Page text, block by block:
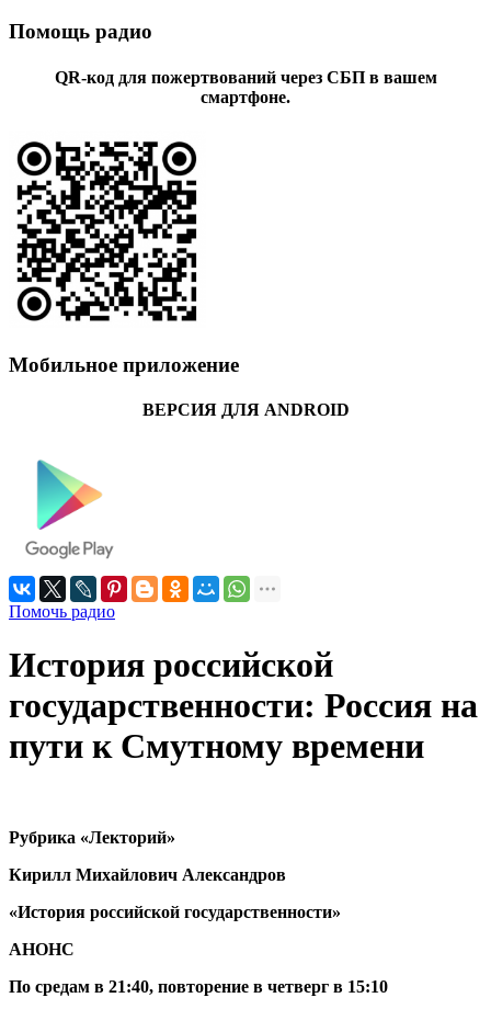
Помощь радио
QR-код для пожертвований через СБП в вашем
смартфоне.
Мобильное приложение
ВЕРСИЯ ДЛЯ ANDROID
Помочь радио
История российской
государственности: Россия на
пути к Смутному времени
Рубрика «Лекторий»
Кирилл Михайлович Александров
«История российской государственности»
АНОНС
По средам в 21:40, повторение в четверг в 15:10